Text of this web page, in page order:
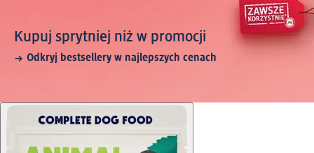
Kupuj sprytniej niż w promocji
Odkryj bestsellery w najlepszych cenach